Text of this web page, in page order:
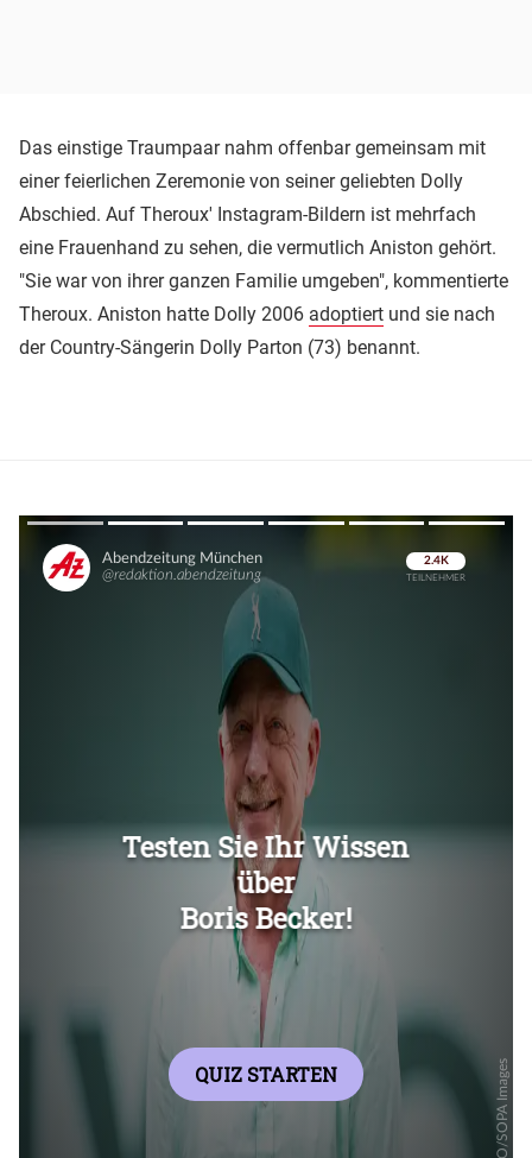
Das einstige Traumpaar nahm offenbar gemeinsam mit
einer feierlichen Zeremonie von seiner geliebten Dolly
Abschied. Auf Theroux' Instagram-Bildern ist mehrfach
eine Frauenhand zu sehen, die vermutlich Aniston gehört.
"Sie war von ihrer ganzen Familie umgeben", kommentierte
Theroux. Aniston hatte Dolly 2006 adoptiert und sie nach
der Country-Sängerin Dolly Parton (73) benannt.
Überspringen